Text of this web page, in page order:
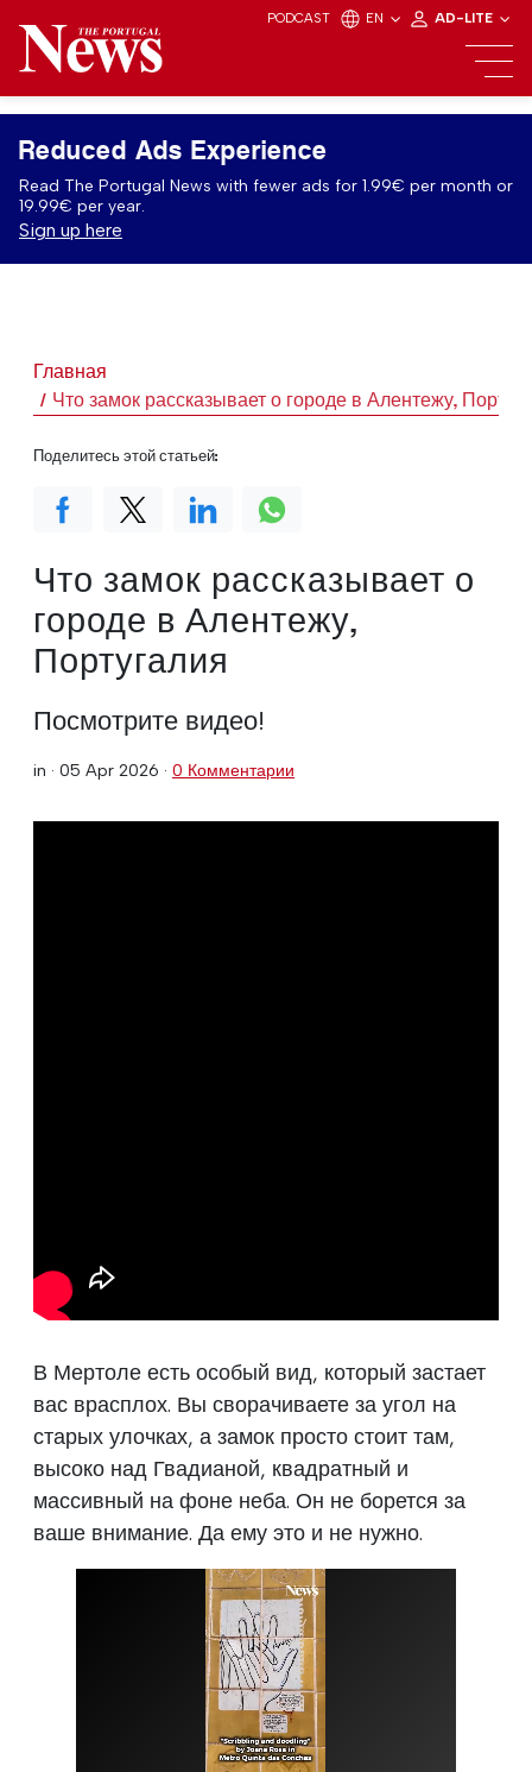
PODCAST EN AD-LITE
Reduced Ads Experience
Read The Portugal News with fewer ads for 1.99€ per month or
19.99€ per year.
Sign up here
Главная
Что замок рассказывает о городе в Алентежу,
Что замок рассказывает о
городе в Алентежу,
Португалия
Посмотрите видео!
in · 05 Apr 2026 · 0 Комментарии
В Мертоле есть особый вид, который застает
вас врасплох. Вы сворачиваете за угол на
старых улочках, а замок просто стоит там,
высоко над Гвадианой, квадратный и
массивный на фоне неба. Он не борется за
ваше внимание. Да ему это и не нужно.
Поделитесь этой статьей: